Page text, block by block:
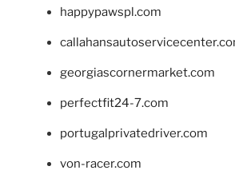
happypawspl.com
georgiascornermarket.com
perfectfit24-7.com
portugalprivatedriver.com
von-racer.com